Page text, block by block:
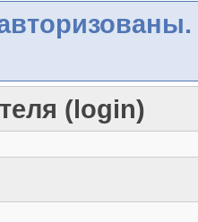
(login)